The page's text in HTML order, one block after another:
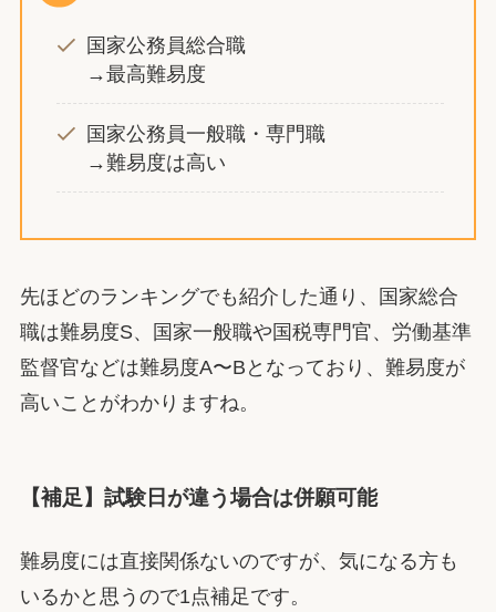
国家公務員総合職
→最高難易度
国家公務員一般職・専門職
→難易度は高い
先ほどのランキングでも紹介した通り、国家総合
職は難易度S、国家一般職や国税専門官、労働基準
監督官などは難易度A〜Bとなっており、難易度が
高いことがわかりますね。
【補足】試験日が違う場合は併願可能
難易度には直接関係ないのですが、気になる方も
いるかと思うので1点補足です。